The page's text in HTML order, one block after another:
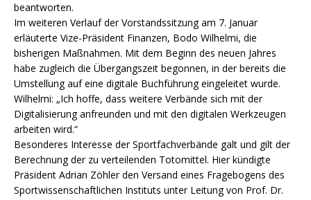
beantworten.
Im weiteren Verlauf der Vorstandssitzung am 7. Januar
erläuterte Vize-Präsident Finanzen, Bodo Wilhelmi, die
bisherigen Maßnahmen. Mit dem Beginn des neuen Jahres
habe zugleich die Übergangszeit begonnen, in der bereits die
Umstellung auf eine digitale Buchführung eingeleitet wurde.
Wilhelmi: „Ich hoffe, dass weitere Verbände sich mit der
Digitalisierung anfreunden und mit den digitalen Werkzeugen
arbeiten wird.“
Besonderes Interesse der Sportfachverbände galt und gilt der
Berechnung der zu verteilenden Totomittel. Hier kündigte
Präsident Adrian Zöhler den Versand eines Fragebogens des
Sportwissenschaftlichen Instituts unter Leitung von Prof. Dr.